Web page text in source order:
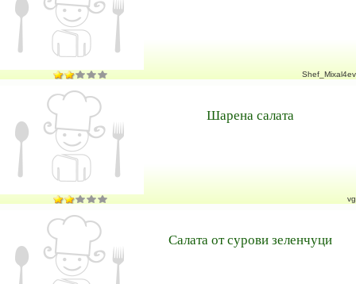
Shef_Mixal4ev
Шарена салата
vg
Салата от сурови зеленчуци